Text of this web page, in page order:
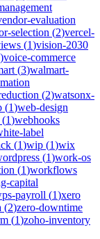
evaluation
selection (2)vercel-
(1)vision-2030
)voice-commerce
(3)walmart-
(2)watsonx-
(1)web-design
(1)webhooks
label
(1)wip (1)wix
(1)work-os
(1)workflows
capital
payroll (1)xero
(2)zero-downtime
(1)zoho-inventory